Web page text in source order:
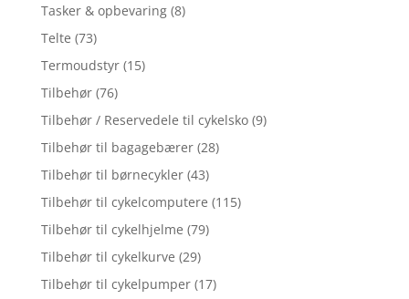
Tasker & opbevaring (8)
Telte (73)
Termoudstyr (15)
Tilbehør (76)
Tilbehør / Reservedele til cykelsko (9)
Tilbehør til bagagebærer (28)
Tilbehør til børnecykler (43)
Tilbehør til cykelcomputere (115)
Tilbehør til cykelhjelme (79)
Tilbehør til cykelkurve (29)
Tilbehør til cykelpumper (17)